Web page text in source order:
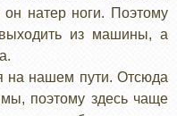
он натер ноги. Поэтому
из машины, а
на нашем пути. Отсюда
поэтому здесь чаще